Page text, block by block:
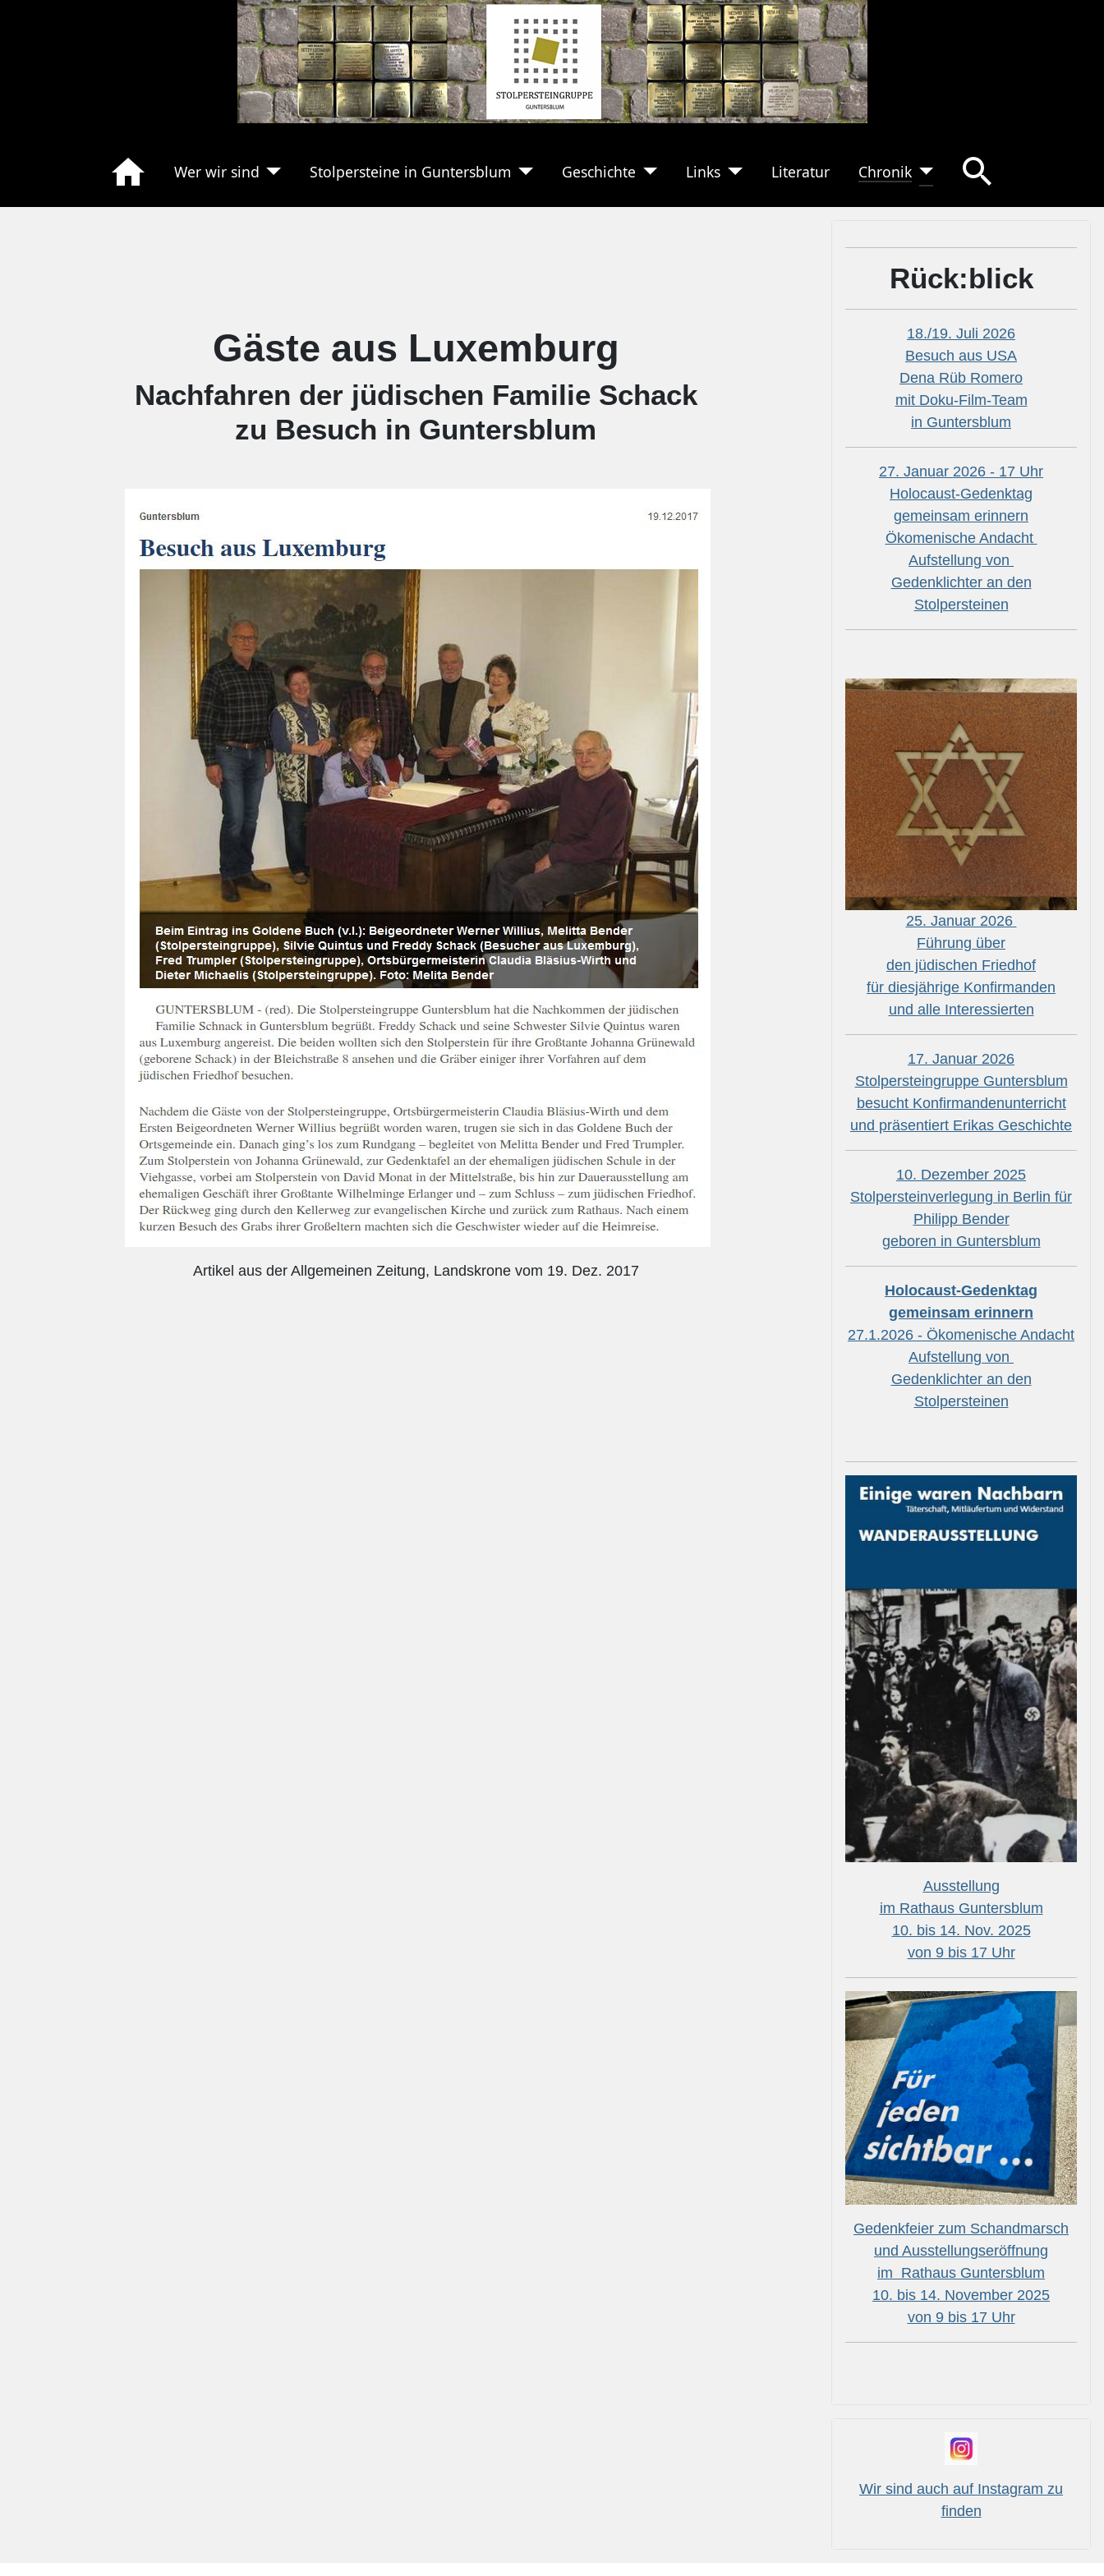
Wer wir sind Stolpersteine in Guntersblum Geschichte Links Literatur Chronik
Gäste aus Luxemburg
Nachfahren der jüdischen Familie Schack
zu Besuch in Guntersblum
Artikel aus der Allgemeinen Zeitung, Landskrone vom 19. Dez. 2017
Rück:blick
18./19. Juli 2026
Besuch aus USA
Dena Rüb Romero
mit Doku-Film-Team
in Guntersblum
27. Januar 2026 - 17 Uhr
Holocaust-Gedenktag
gemeinsam erinnern
Ökomenische Andacht
Aufstellung von
Gedenklichter an den
Stolpersteinen
25. Januar 2026
Führung über
den jüdischen Friedhof
für diesjährige Konfirmanden
und alle Interessierten
17. Januar 2026
Stolpersteingruppe Guntersblum
besucht Konfirmandenunterricht
und präsentiert Erikas Geschichte
10. Dezember 2025
Stolpersteinverlegung in Berlin für
Philipp Bender
geboren in Guntersblum
Holocaust-Gedenktag
gemeinsam erinnern
27.1.2026 - Ökomenische Andacht
Aufstellung von
Gedenklichter an den
Stolpersteinen
Ausstellung
im Rathaus Guntersblum
10. bis 14. Nov. 2025
von 9 bis 17 Uhr
Gedenkfeier zum Schandmarsch
und Ausstellungseröffnung
im Rathaus Guntersblum
10. bis 14. November 2025
von 9 bis 17 Uhr
Wir sind auch auf Instagram zu
finden